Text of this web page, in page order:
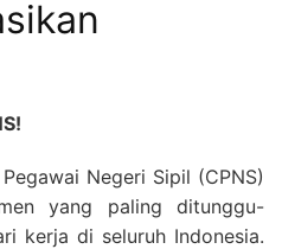
Negeri Sipil (CPNS)
yang paling ditunggu-
kerja di seluruh Indonesia.